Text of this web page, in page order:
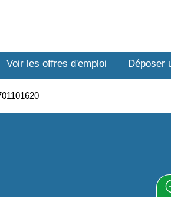
Voir les offres d'emploi Déposer